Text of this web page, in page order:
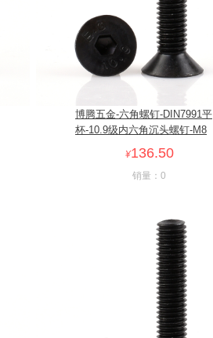
博腾五金-六角螺钉-DIN7991平
杯-10.9级内六角沉头螺钉-M8
¥136.50
销量：0